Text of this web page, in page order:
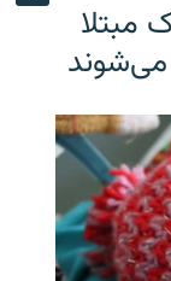
۴ تا ۶ کودک مبتلا
می‌شوند